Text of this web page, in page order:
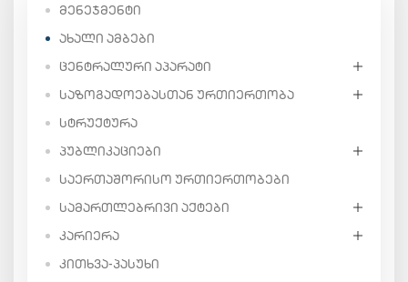
ᲛᲔᲜᲔᲯᲛᲔᲜᲢᲘ
ᲐᲮᲐᲚᲘ ᲐᲛᲑᲔᲑᲘ
ᲪᲔᲜᲢᲠᲐᲚᲣᲠᲘ ᲐᲞᲐᲠᲐᲢᲘ
ᲡᲐᲖᲝᲒᲐᲓᲝᲔᲑᲐᲡᲗᲐᲜ ᲣᲠᲗᲘᲔᲠᲗᲝᲑᲐ
ᲡᲢᲠᲣᲥᲢᲣᲠᲐ
ᲞᲣᲑᲚᲘᲙᲐᲪᲘᲔᲑᲘ
ᲡᲐᲔᲠᲗᲐᲨᲝᲠᲘᲡᲝ ᲣᲠᲗᲘᲔᲠᲗᲝᲑᲔᲑᲘ
ᲡᲐᲛᲐᲠᲗᲚᲔᲑᲠᲘᲕᲘ ᲐᲥᲢᲔᲑᲘ
ᲙᲐᲠᲘᲔᲠᲐ
ᲙᲘᲗᲮᲕᲐ-ᲞᲐᲡᲣᲮᲘ